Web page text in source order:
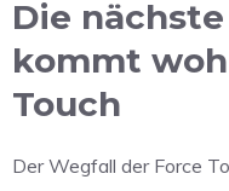
Die
kommt
Touch
Der Wegfall der Force